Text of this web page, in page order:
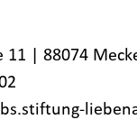
11 | 88074